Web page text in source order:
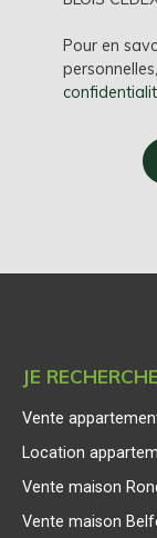
Pour en
JE
Vente
Location
Vente maison
Vente maison